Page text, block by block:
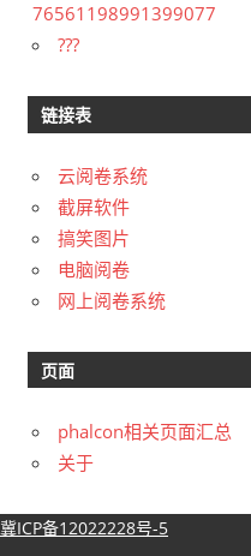
76561198991399077
???
链接表
云阅卷系统
截屏软件
搞笑图片
电脑阅卷
网上阅卷系统
页面
phalcon相关页面汇总
关于
冀ICP备12022228号-5